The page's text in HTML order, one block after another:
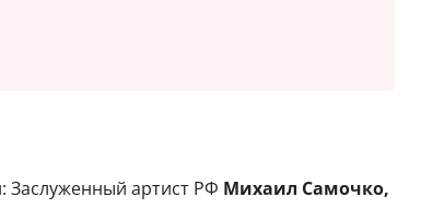
Заслуженный артист РФ Михаил Самочко,